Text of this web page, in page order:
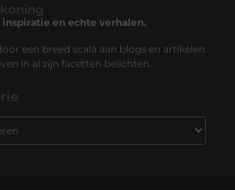
om te tonen -
inspiratie en echte verhalen.
een breed scala aan blogs en artikelen
in al zijn facetten belichten.